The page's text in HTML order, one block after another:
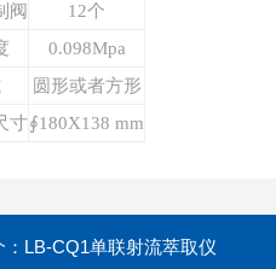
阀
12个
0.098Mpa
圆形或者方形
寸∮180X138 mm
LB-CQ1单联射流萃取仪